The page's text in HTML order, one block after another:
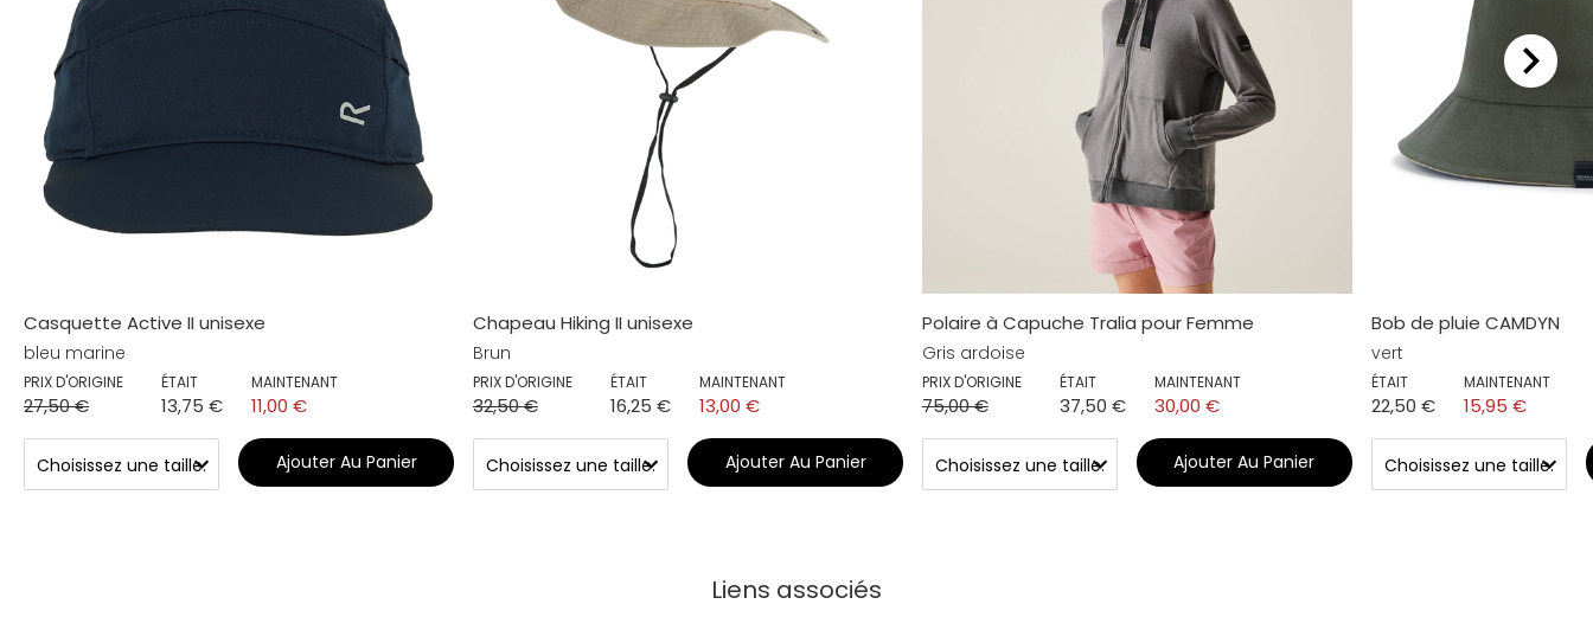
Casquette Active II unisexe
bleu marine
PRIX D'ORIGINE
27,50 €
ÉTAIT
13,75 €
MAINTENANT
11,00 €
Ajouter Au Panier
Chapeau Hiking II unisexe
Brun
PRIX D'ORIGINE
32,50 €
ÉTAIT
16,25 €
MAINTENANT
13,00 €
Ajouter Au Panier
Polaire à Capuche Tralia pour Femme
Gris ardoise
PRIX D'ORIGINE
75,00 €
ÉTAIT
37,50 €
MAINTENANT
30,00 €
Ajouter Au Panier
Bob de pluie CAMDYN
vert
ÉTAIT
22,50 €
MAINTENANT
15,95 €
Liens associés